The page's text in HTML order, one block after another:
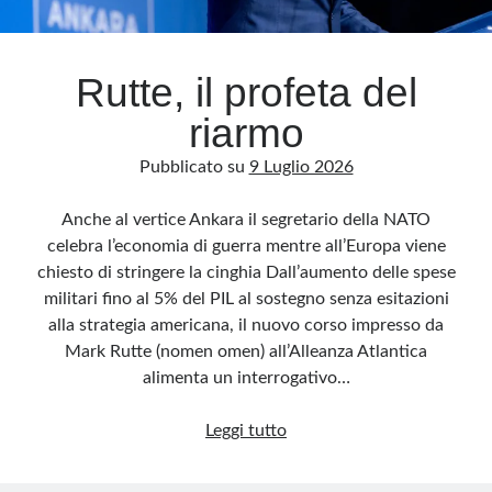
Archivio
senza alcuna periodicità. Non può pertanto considerarsi un prodotto editoriale ai
sensi della legge n· 62 del 7.03.2001. L’autore non è responsabile di quanto
pubblicato dai lettori nei commenti ai vari post. Saranno comunque cancellati quelli
ritenuti offensivi o lesivi dell’immagine o dell’onorabilità di terzi, di genere spam,
razzisti o che contengano dati personali non conformi al rispetto delle norme sulla
diritti d’autore, vi invito a comunicarlo via e-mail a info[at]dinovalle.it e saranno
Rutte, il profeta del
riarmo
Pubblicato su 9 Luglio 2026
Anche al vertice Ankara il segretario della NATO
celebra l’economia di guerra mentre all’Europa viene
chiesto di stringere la cinghia Dall’aumento delle spese
militari fino al 5% del PIL al sostegno senza esitazioni
alla strategia americana, il nuovo corso impresso da
Mark Rutte (nomen omen) all’Alleanza Atlantica
alimenta un interrogativo…
Leggi tuttoRutte,